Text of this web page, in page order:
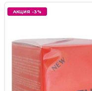
АКЦИЯ -3%
АКЦИЯ -3%